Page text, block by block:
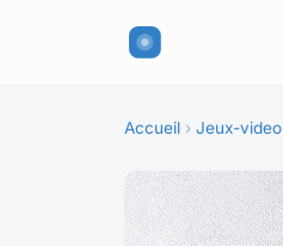
Accueil › Jeux-video